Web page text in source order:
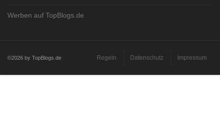
Werben auf TopBlogs.de
©2026 by TopBlogs.de Regeln Datenschutz Impressum